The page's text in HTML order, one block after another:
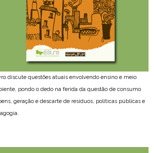
discute questões atuais envolvendo ensino e meio
pondo o dedo na ferida da questão de consumo
geração e descarte de resíduos, políticas públicas e